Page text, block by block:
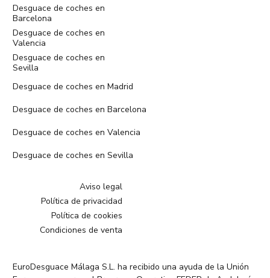
Desguace de coches en
Barcelona
Desguace de coches en
Valencia
Desguace de coches en
Sevilla
Desguace de coches en Madrid
Desguace de coches en Barcelona
Desguace de coches en Valencia
Desguace de coches en Sevilla
Aviso legal
Política de privacidad
Política de cookies
Condiciones de venta
EuroDesguace Málaga S.L. ha recibido una ayuda de la Unión